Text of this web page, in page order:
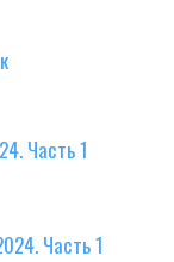
Часть 1
Часть 1